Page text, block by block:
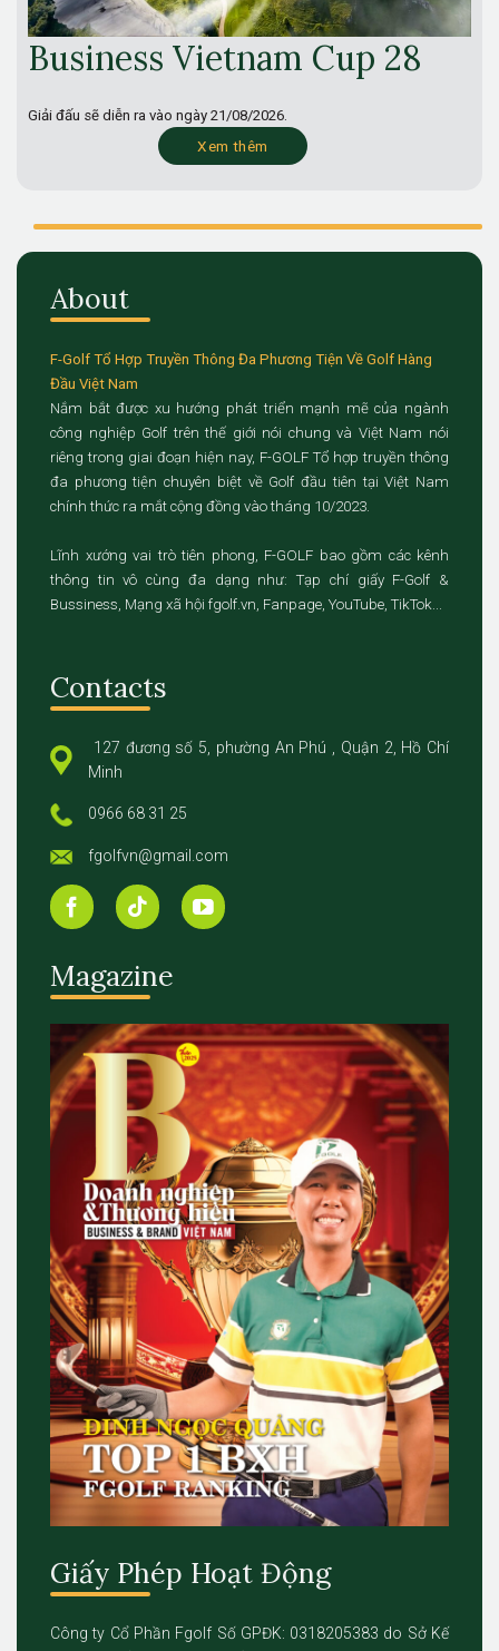
Business Vietnam Cup 28
Giải đấu sẽ diễn ra vào ngày 21/08/2026.
Xem thêm
About
F-Golf Tổ Hợp Truyền Thông Đa Phương Tiện Về Golf Hàng
Đầu Việt Nam
Nắm bắt được xu hướng phát triển mạnh mẽ của ngành
công nghiệp Golf trên thế giới nói chung và Việt Nam nói
riêng trong giai đoạn hiện nay, F-GOLF Tổ hợp truyền thông
đa phương tiện chuyên biệt về Golf đầu tiên tại Việt Nam
chính thức ra mắt cộng đồng vào tháng 10/2023.
Lĩnh xướng vai trò tiên phong, F-GOLF bao gồm các kênh
thông tin vô cùng đa dạng như: Tạp chí giấy F-Golf &
Bussiness, Mạng xã hội fgolf.vn, Fanpage, YouTube, TikTok...
Contacts
127 đương số 5, phường An Phú , Quận 2, Hồ Chí
Minh
0966 68 31 25
fgolfvn@gmail.com
Magazine
Giấy Phép Hoạt Động
Công ty Cổ Phần Fgolf Số GPĐK: 0318205383 do Sở Kế